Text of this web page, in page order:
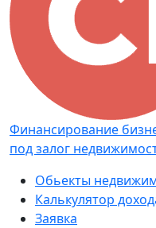
Финансирование
под залог
Обьекты
Калькулятор
Заявка